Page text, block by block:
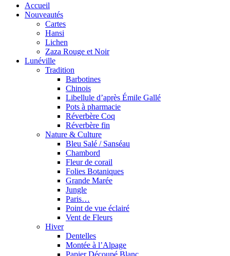
Accueil
Nouveautés
Cartes
Hansi
Lichen
Zaza Rouge et Noir
Lunéville
Tradition
Barbotines
Chinois
Libellule d’après Émile Gallé
Pots à pharmacie
Réverbère Coq
Réverbère fin
Nature & Culture
Bleu Salé / Sanséau
Chambord
Fleur de corail
Folies Botaniques
Grande Marée
Jungle
Paris…
Point de vue éclairé
Vent de Fleurs
Hiver
Dentelles
Montée à l’Alpage
Papier Découpé Blanc